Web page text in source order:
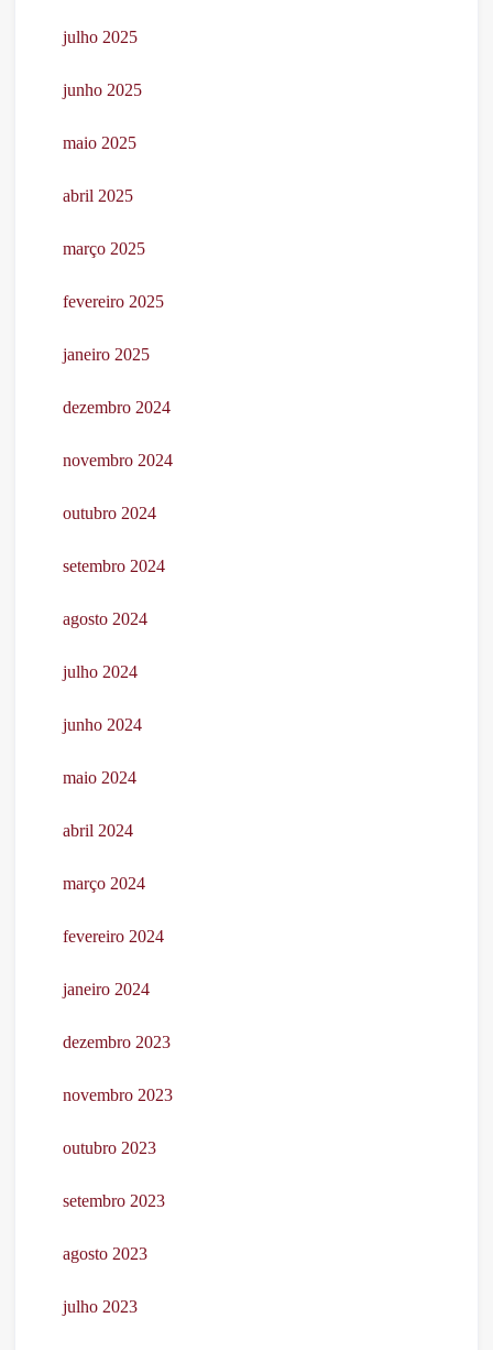
julho 2025
junho 2025
maio 2025
abril 2025
março 2025
fevereiro 2025
janeiro 2025
dezembro 2024
novembro 2024
outubro 2024
setembro 2024
agosto 2024
julho 2024
junho 2024
maio 2024
abril 2024
março 2024
fevereiro 2024
janeiro 2024
dezembro 2023
novembro 2023
outubro 2023
setembro 2023
agosto 2023
julho 2023